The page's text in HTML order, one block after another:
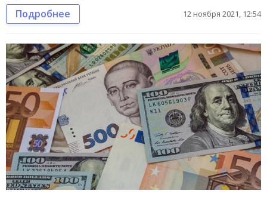
Подробнее 12 ноября 2021, 12:54